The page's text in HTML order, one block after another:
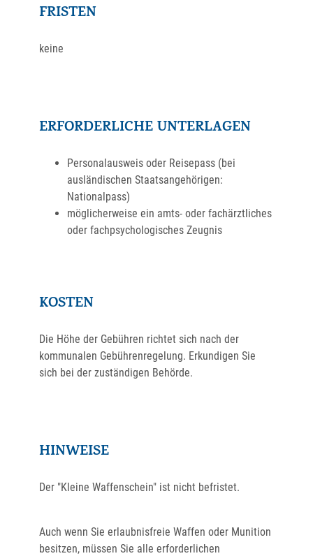
FRISTEN
keine
ERFORDERLICHE UNTERLAGEN
Personalausweis oder Reisepass (bei
ausländischen Staatsangehörigen:
Nationalpass)
möglicherweise ein amts- oder fachärztliches
oder fachpsychologisches Zeugnis
KOSTEN
Die Höhe der Gebühren richtet sich nach der
kommunalen Gebührenregelung. Erkundigen Sie
sich bei der zuständigen Behörde.
HINWEISE
Der "Kleine Waffenschein" ist nicht befristet.
Auch wenn Sie erlaubnisfreie Waffen oder Munition
besitzen, müssen Sie alle erforderlichen